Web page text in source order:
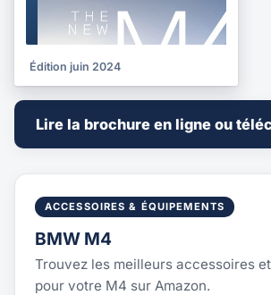
2024
Édition juin 2024
Lire la brochure en ligne ou
ACCESSOIRES & ÉQUIPEMENTS
BMW M4
Trouvez les meilleurs accessoires
pour votre M4 sur Amazon.